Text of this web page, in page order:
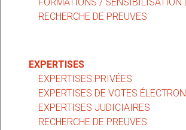
RECHERCHE DE PREUVES
EXPERTISES
EXPERTISES PRIVÉES
EXPERTISES DE VOTES
EXPERTISES JUDICIAIRES
RECHERCHE DE PREUVES